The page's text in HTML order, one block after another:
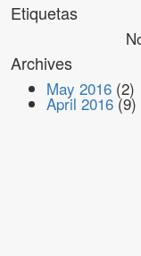
Etiquetas
Archives
May 2016 (2)
April 2016 (9)